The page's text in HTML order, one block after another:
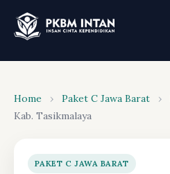
Home › Paket C Jawa Barat ›
Kab. Tasikmalaya
PAKET C JAWA BARAT